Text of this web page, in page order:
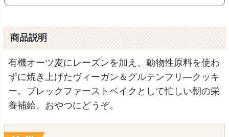
商品説明
有機オーツ麦にレーズンを加え、動物性原料を使わ
ずに焼き上げたヴィーガン＆グルテンフリ―クッキ
ー。ブレックファーストベイクとして忙しい朝の栄
養補給、おやつにどうぞ。